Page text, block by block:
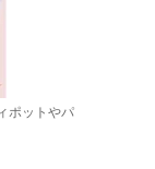
ポットやパ